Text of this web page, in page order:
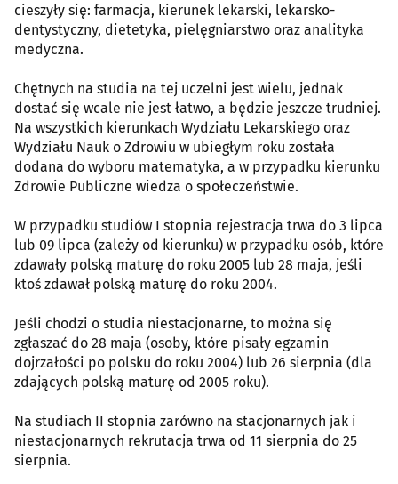
cieszyły się: farmacja, kierunek lekarski, lekarsko-
dentystyczny, dietetyka, pielęgniarstwo oraz analityka
medyczna.
Chętnych na studia na tej uczelni jest wielu, jednak
dostać się wcale nie jest łatwo, a będzie jeszcze trudniej.
Na wszystkich kierunkach Wydziału Lekarskiego oraz
Wydziału Nauk o Zdrowiu w ubiegłym roku została
dodana do wyboru matematyka, a w przypadku kierunku
Zdrowie Publiczne wiedza o społeczeństwie.
W przypadku studiów I stopnia rejestracja trwa do 3 lipca
lub 09 lipca (zależy od kierunku) w przypadku osób, które
zdawały polską maturę do roku 2005 lub 28 maja, jeśli
ktoś zdawał polską maturę do roku 2004.
Jeśli chodzi o studia niestacjonarne, to można się
zgłaszać do 28 maja (osoby, które pisały egzamin
dojrzałości po polsku do roku 2004) lub 26 sierpnia (dla
zdających polską maturę od 2005 roku).
Na studiach II stopnia zarówno na stacjonarnych jak i
niestacjonarnych rekrutacja trwa od 11 sierpnia do 25
sierpnia.